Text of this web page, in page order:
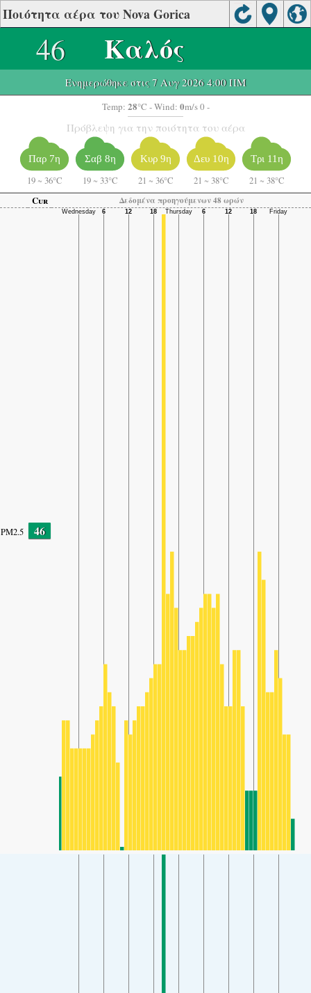
Ποιότητα αέρα του Nova Gorica
46 Καλός
Ενημερώθηκε στις 7 Αυγ 2026 4:00 ΠΜ
Temp: 28°C - Wind: 0m/s 0 -
Πρόβλεψη για την ποιότητα του αέρα
Παρ 7η
19 ~ 36°C
Σαβ 8η
19 ~ 33°C
Κυρ 9η
21 ~ 36°C
Δευ 10η
21 ~ 38°C
Τρι 11η
21 ~ 38°C
Cur
Δεδομένα προηγούμενων 48 ωρών
PM2.5 46